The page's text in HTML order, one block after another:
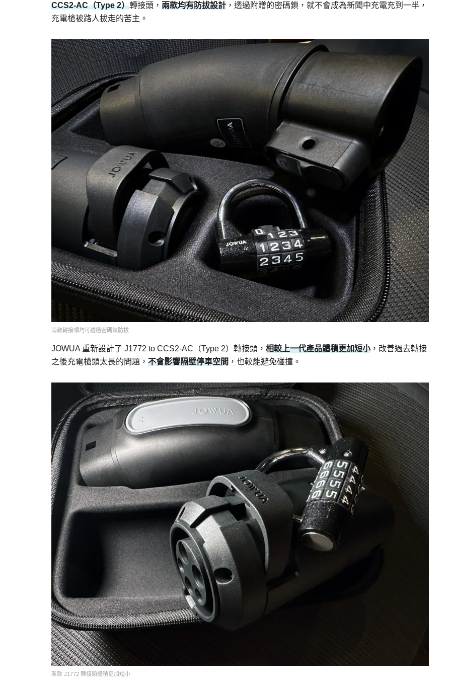
CCS2-AC（Type 2）轉接頭， 兩款均有防拔設計 ，透過附贈的密碼鎖，就不會成為新聞中充電充到一半，
充電槍被路人拔走的苦主。
兩款轉接頭均可透過密碼鎖防拔
JOWUA 重新設計了 J1772 to CCS2-AC（Type 2）轉接頭， 相較上一代產品體積更加短小，改善過去轉接
之後充電槍頭太長的問題， 不會影響隔壁停車空間 ，也較能避免碰撞。
新款 J1772 轉接頭體積更加短小